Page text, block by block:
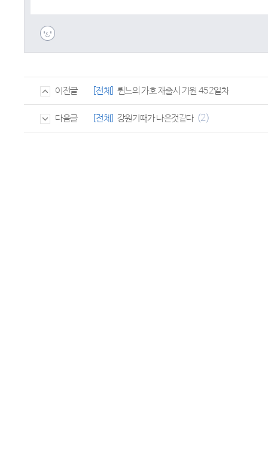
이전글 [전체] 륀느의 가호 재출시 기원 452일차
다음글 [전체] 강원기때가 나은것같다 (2)